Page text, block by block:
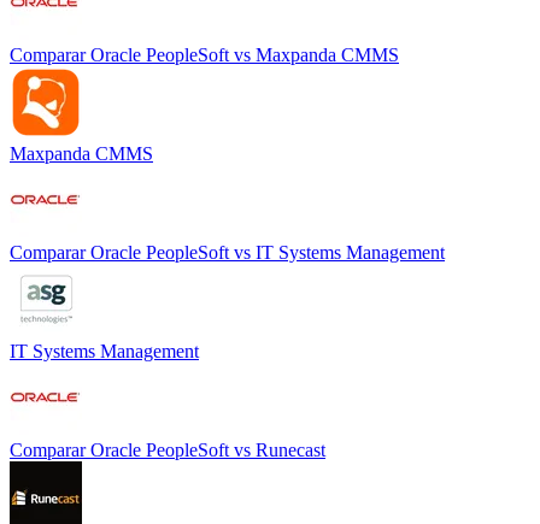
Comparar Oracle PeopleSoft vs Maxpanda CMMS
Maxpanda CMMS
Comparar Oracle PeopleSoft vs IT Systems Management
IT Systems Management
Comparar Oracle PeopleSoft vs Runecast